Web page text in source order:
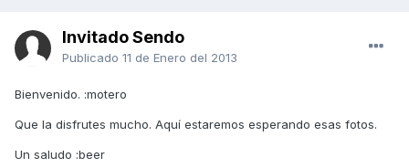
Invitado Sendo
Publicado 11 de Enero del 2013
Bienvenido. :motero
Que la disfrutes mucho. Aquí estaremos esperando esas fotos.
Un saludo :beer